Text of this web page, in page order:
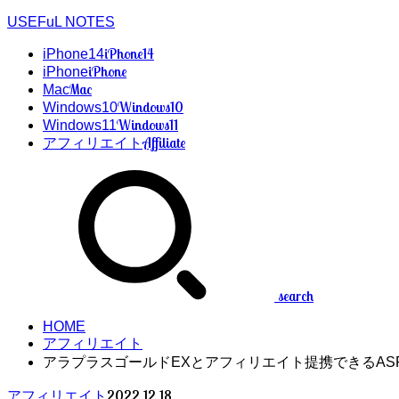
USEFuL NOTES
iPhone14iPhone14
iPhoneiPhone
MacMac
Windows10Windows10
Windows11Windows11
アフィリエイトAffiliate
search
HOME
アフィリエイト
アラプラスゴールドEXとアフィリエイト提携できる
アフィリエイト 2022.12.18